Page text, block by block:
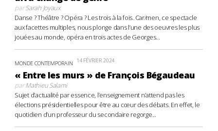
parSarah Joyaux
Danse ? Théâtre ? Opéra ? Les trois à la fois. Car/men, ce spectacle
aux facettes multiples, nous plonge dans l’une des oeuvres les plus
jouées au monde, opéra en trois actes de Georges...
MONDE CONTEMPORAIN 14 FÉVRIER 2024
« Entre les murs » de François Bégaudeau
parMathieu Salami
Sujet d’actualité par essence, l’enseignement n’attend pas les
élections présidentielles pour être au cœur des débats. En effet, le
quotidien d’un professeur du secondaire regorge...